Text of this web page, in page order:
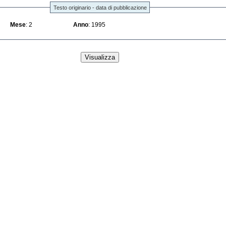
Testo originario - data di pubblicazione
Mese : 2 Anno : 1995